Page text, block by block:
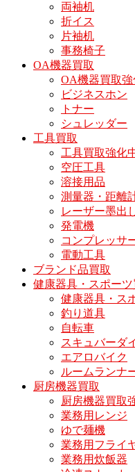
両袖机
折イス
片袖机
事務椅子
OA機器買取
OA機器買取強
ビジネスホン
トナー
シュレッダー
工具買取
工具買取強化
空圧工具
溶接用品
測量器・距離
レーザー墨出
発電機
コンプレッサ
電動工具
ブランド品買取
健康器具・スポーツ
健康器具・ス
釣り道具
自転車
スキュバーダ
エアロバイク
ルームランナ
厨房機器買取
厨房機器買取
業務用レンジ
ゆで麺機
業務用フライ
業務用炊飯器